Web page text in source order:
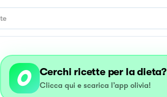
Cerchi ricette per la dieta?
Clicca qui e scarica l’app olivia!